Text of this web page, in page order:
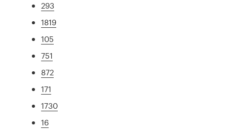
293
1819
105
751
872
171
1730
16